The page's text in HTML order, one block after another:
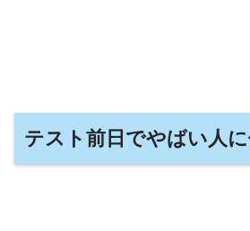
テスト前日でやばい人